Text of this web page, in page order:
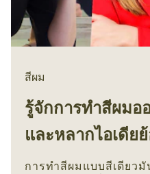
สีผม
รู้จักการทำสีผมอ
และหลากไอเดีย
การทำสีผมแบบสีเดียว